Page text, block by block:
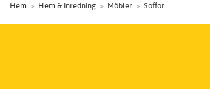
Badrumsmöbler Träningsutrustning
Hem > Hem & inredning > Möbler > Soffor